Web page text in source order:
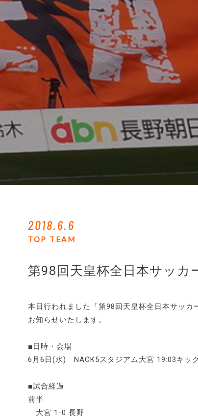
2018.6.6
TOP TEAM
第98回天皇杯全日本サッカ
本日行われました「第98回天皇杯全日本サッ
お知らせいたします。
■日時・会場
6月6日(水) NACK5スタジアム大宮 19:03キッ
■試合経過
前半
大宮 1-0 長野